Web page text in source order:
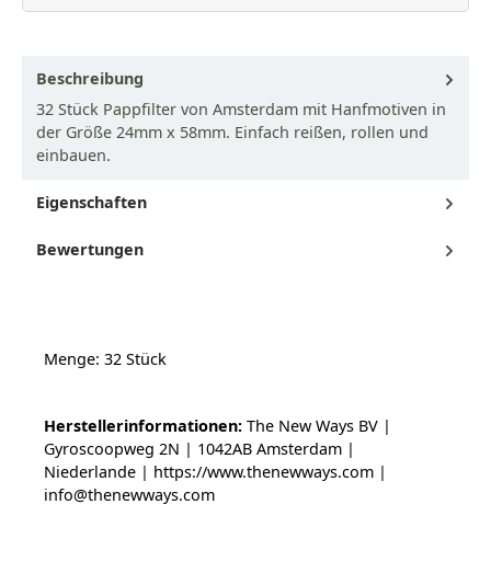
Beschreibung
32 Stück Pappfilter von Amsterdam mit Hanfmotiven in
der Größe 24mm x 58mm. Einfach reißen, rollen und
einbauen.
Eigenschaften
Bewertungen
Menge: 32 Stück
Herstellerinformationen: The New Ways BV |
Gyroscoopweg 2N | 1042AB Amsterdam |
Niederlande | https://www.thenewways.com |
info@thenewways.com